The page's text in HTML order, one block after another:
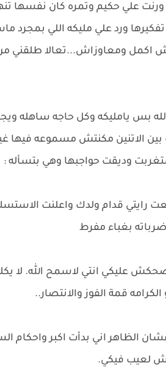
علي حكيم وتمره كان نفسها
ورد علي مليكه اللي
اكمل ومعاوزاش...تعالا طلقني
بس يامليكه وكل حاجه ساهله
الاتنين مكنتش مسموعه فيها
وديقت حواجبها وهي بتسأله :
رايتي قدام ولدك واعلنت
بغباء مفرط
عليكي انتي لاسمح الله. لا
قمة الفوز والانتصار..
الظاهر اني بدأت اكبر واحكام
لعيب فيكي.